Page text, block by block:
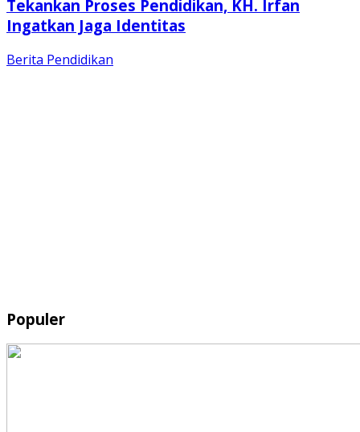
Tekankan Proses Pendidikan, KH. Irfan
Ingatkan Jaga Identitas
Berita Pendidikan
Populer